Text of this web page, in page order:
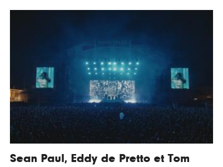
Sean Paul, Eddy de Pretto et Tom